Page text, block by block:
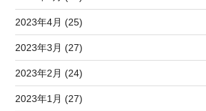
2023年4月 (25)
2023年3月 (27)
2023年2月 (24)
2023年1月 (27)